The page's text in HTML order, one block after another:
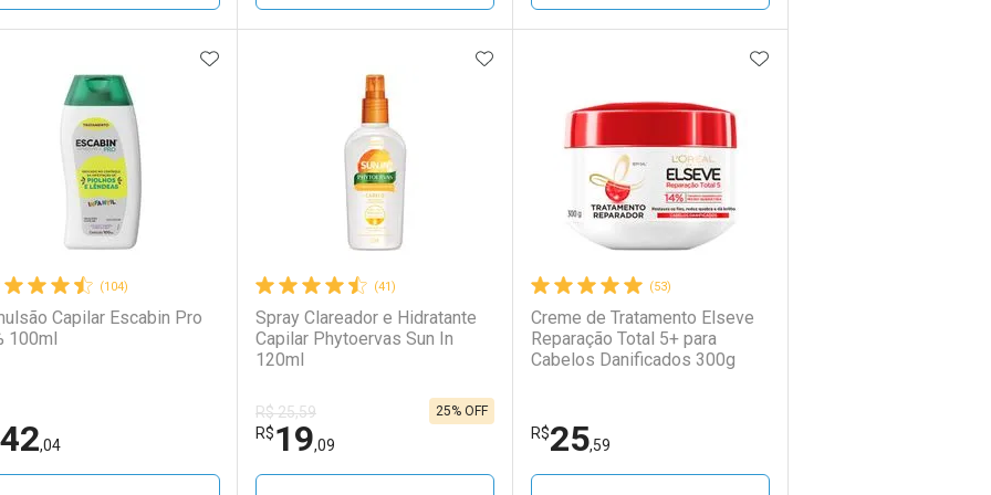
FECHAR
Ativar Desconto
FECHAR
Menos
FECHAR
Laboratório
Ativar Desconto
FECHAR
Por Menos
FECHAR
Laboratório
Ativar Desconto
FECHAR
Por Menos
(104)
Capilar Escabin Pro
100ml
42,04
ADICIONAR AOS FAVORITOS
(41)
Spray Clareador e Hidratante
Capilar Phytoervas Sun In
120ml
R$ 25,59
R$19,09
25% OFF
ADICIONAR AOS FAVORITOS
(53)
Creme de Tratamento Elseve
Reparação Total 5+ para
Cabelos Danificados 300g
R$25,59
ADICIONAR AOS
TERMO DIGITADO